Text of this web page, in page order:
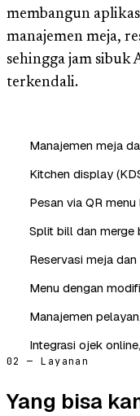
membangun
manajemen meja,
sehingga jam sibuk
terkendali.
Manajemen meja
Kitchen display
Pesan via QR
Split bill dan merge
Reservasi meja
Menu dengan
Manajemen
Integrasi ojek
02 — Layanan
Yang bisa